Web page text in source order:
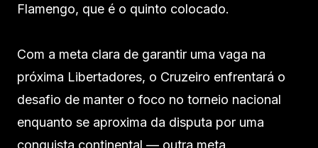
Flamengo, que é o quinto colocado.
Com a meta clara de garantir uma vaga na
próxima Libertadores, o Cruzeiro enfrentará o
desafio de manter o foco no torneio nacional
enquanto se aproxima da disputa por uma
conquista continental — outra meta